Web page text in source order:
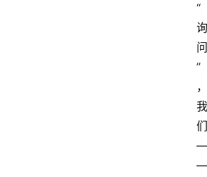
“
询
问
”
，
我
们
—
—